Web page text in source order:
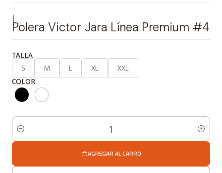
|
Polera Victor Jara Línea Premium #4
TALLA
S M L XL XXL
COLOR
Cantidad
AGREGAR AL CARRO